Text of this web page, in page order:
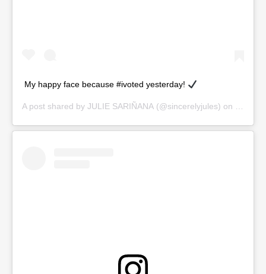
My happy face because #ivoted yesterday!
A post shared by JULIE SARIÑANA (@sincerelyjules) on Mar 4,